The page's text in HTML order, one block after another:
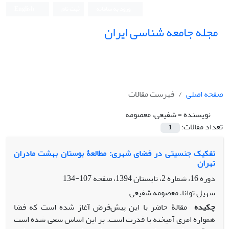
مجله جامعه شناسی ایران
صفحه اصلی
فهرست مقالات
نویسنده =شفیعی، معصومه
تعداد مقالات:
1
تفکیک جنسیتی در فضای شهری: مطالعۀ بوستان بهشت مادران
تهران
دوره 16، شماره 2، تابستان 1394، صفحه
107-134
سهیل توانا، معصومه شفیعی
چکیده مقالۀ حاضر با این پیش‌فرض آغاز شده است که فضا
همواره امری آمیخته با قدرت است. بر این اساس سعی شده است